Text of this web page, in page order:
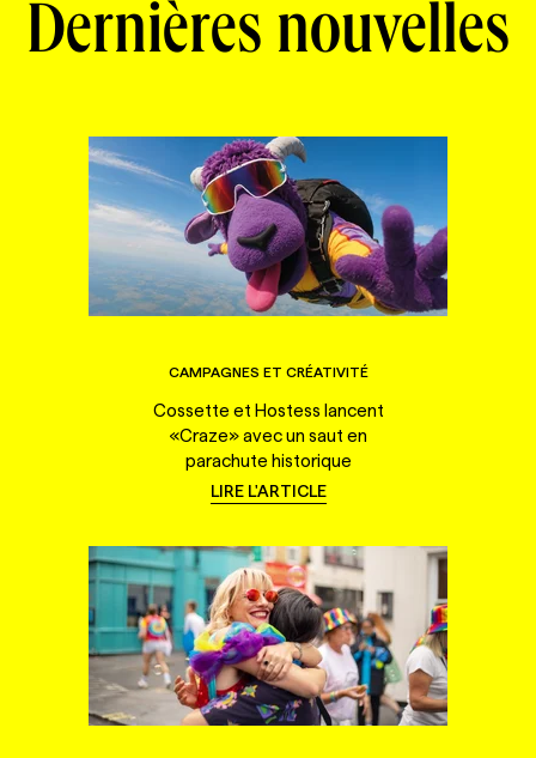
Dernières nouvelles
CAMPAGNES ET CRÉATIVITÉ
Cossette et Hostess lancent
«Craze» avec un saut en
parachute historique
LIRE L'ARTICLE